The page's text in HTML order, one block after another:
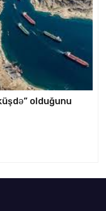
olduğunu